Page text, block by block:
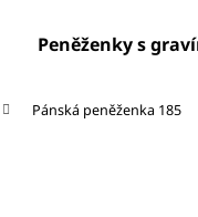
Peněženky s
Pánská peněženka 185